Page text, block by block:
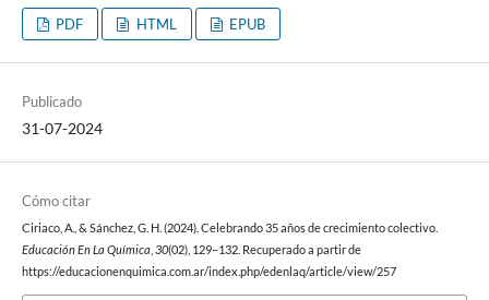
PDF HTML EPUB
Publicado
31-07-2024
Cómo citar
Ciriaco, A., & Sánchez, G. H. (2024). Celebrando 35 años de crecimiento colectivo.
Educación En La Química 30(02), 129–132. Recuperado a partir de
https://educacionenquimica.com.ar/index.php/edenlaq/article/view/257